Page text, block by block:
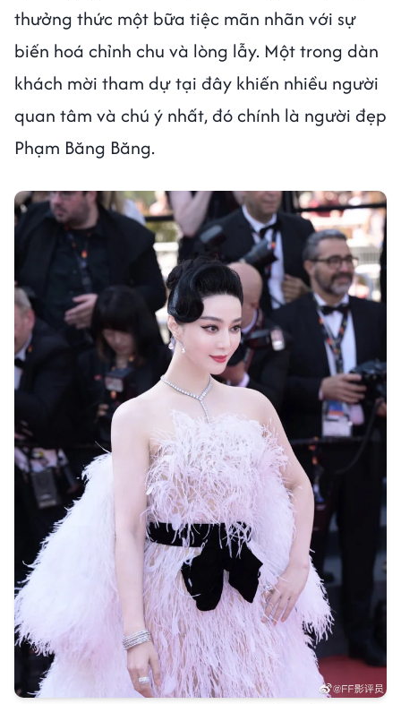
thưởng thức một bữa tiệc mãn nhãn với sự
biến hoá chỉnh chu và lòng lẫy. Một trong dàn
khách mời tham dự tại đây khiến nhiều người
quan tâm và chú ý nhất, đó chính là người đẹp
Phạm Băng Băng.